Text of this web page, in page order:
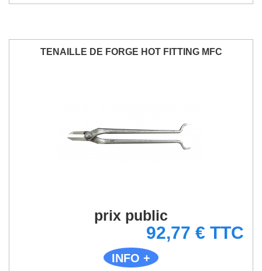
TENAILLE DE FORGE HOT FITTING MFC
prix public
92,77 € TTC
INFO +